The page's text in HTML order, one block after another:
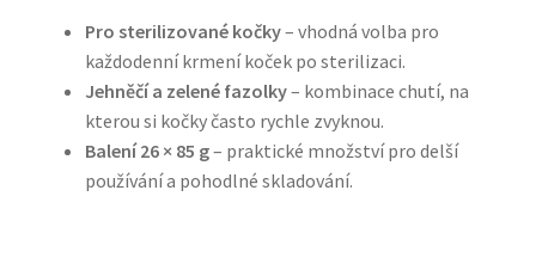
Konzervy a kapsičky pro psy
N&D Farmina pro psy — Italské holistic krmivo
Oblečky pro psy
Pro sterilizované kočky– vhodná volba pro
každodenní krmení koček po sterilizaci.
Jehněčí a zelené fazolky– kombinace chutí, na
kterou si kočky často rychle zvyknou.
Balení 26 × 85 g– praktické množství pro delší
používání a pohodlné skladování.